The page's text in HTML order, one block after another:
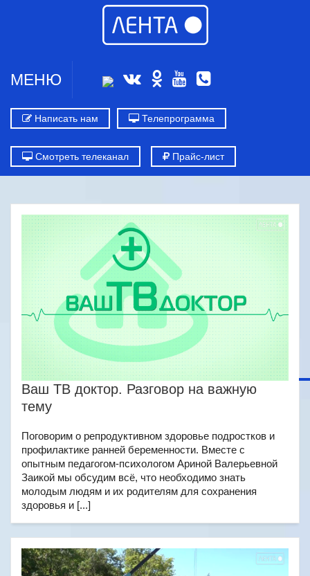
МЕНЮ
Написать нам Телепрограмма
Смотреть телеканал Прайс-лист
Ваш ТВ доктор. Разговор на важную
тему
Поговорим о репродуктивном здоровье подростков и
профилактике ранней беременности. Вместе с
опытным педагогом-психологом Ариной Валерьевной
Заикой мы обсудим всё, что необходимо знать
молодым людям и их родителям для сохранения
здоровья и [...]